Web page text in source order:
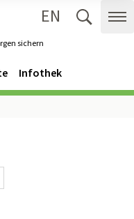
sichern
EN
Infothek